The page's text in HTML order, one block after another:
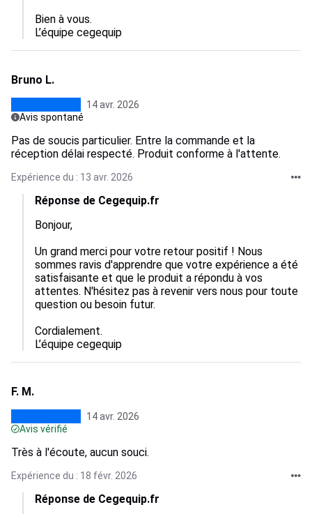
Bien à vous.
L’équipe cegequip
Bruno L.
14 avr. 2026
Avis spontané
Pas de soucis particulier. Entre la commande et la
réception délai respecté. Produit conforme à l'attente.
Expérience du : 13 avr. 2026
Réponse de Cegequip.fr
Bonjour,
Un grand merci pour votre retour positif ! Nous
sommes ravis d'apprendre que votre expérience a été
satisfaisante et que le produit a répondu à vos
attentes. N'hésitez pas à revenir vers nous pour toute
question ou besoin futur.
Cordialement.
L’équipe cegequip
F. M.
14 avr. 2026
Avis vérifié
Très à l'écoute, aucun souci.
Expérience du : 18 févr. 2026
Réponse de Cegequip.fr